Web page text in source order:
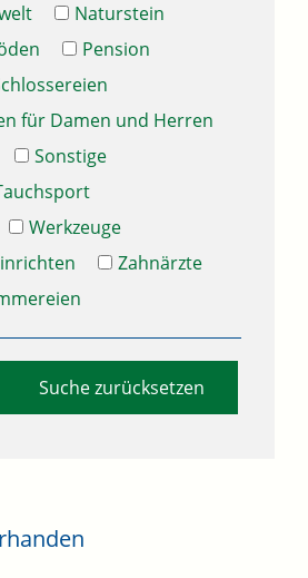
Naturstein
Pension
für Damen und Herren
Sonstige
Werkzeuge
Zahnärzte
Suche zurücksetzen